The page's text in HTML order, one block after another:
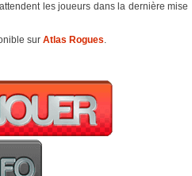
les joueurs dans la dernière mise
sur Atlas Rogues.